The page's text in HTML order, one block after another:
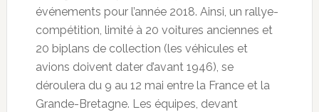
événements pour l’année 2018. Ainsi, un rallye-
compétition, limité à 20 voitures anciennes et
20 biplans de collection (les véhicules et
avions doivent dater d’avant 1946), se
déroulera du 9 au 12 mai entre la France et la
Grande-Bretagne. Les équipes, devant